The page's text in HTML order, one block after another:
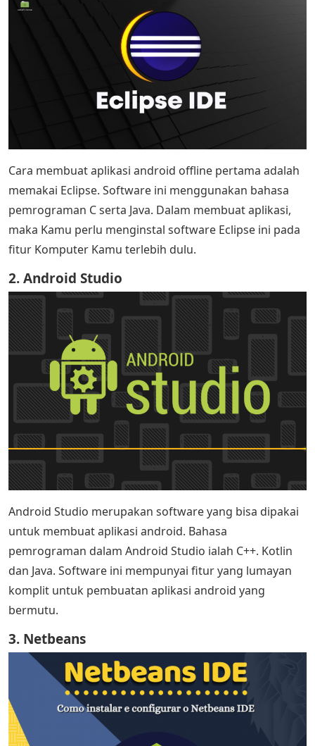
Cara membuat aplikasi android offline pertama adalah
memakai Eclipse. Software ini menggunakan bahasa
pemrograman C serta Java. Dalam membuat aplikasi,
maka Kamu perlu menginstal software Eclipse ini pada
fitur Komputer Kamu terlebih dulu.
2. Android Studio
Android Studio merupakan software yang bisa dipakai
untuk membuat aplikasi android. Bahasa
pemrograman dalam Android Studio ialah C++. Kotlin
dan Java. Software ini mempunyai fitur yang lumayan
komplit untuk pembuatan aplikasi android yang
bermutu.
3. Netbeans